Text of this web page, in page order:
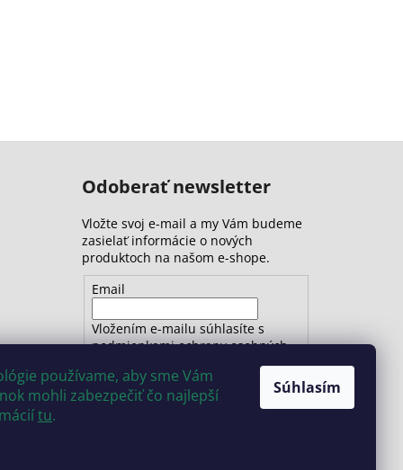
používame, aby sme Vám
mohli zabezpečiť čo najlepší
tu.
Súhlasím
Odoberať newsletter
Vložte svoj e-mail a my Vám budeme
zasielať informácie o nových
produktoch na našom e-shope.
Email
Vložením e-mailu súhlasíte s
podmienkami ochrany osobných
PRIHLÁSIŤ SA